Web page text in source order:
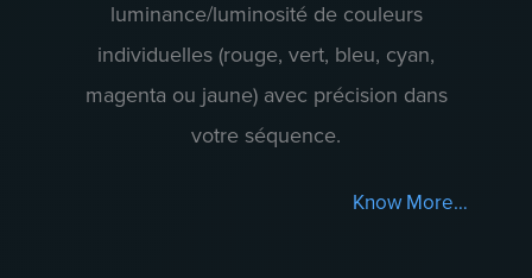
luminance/luminosité de couleurs
individuelles (rouge, vert, bleu, cyan,
magenta ou jaune) avec précision dans
votre séquence.
Know More…